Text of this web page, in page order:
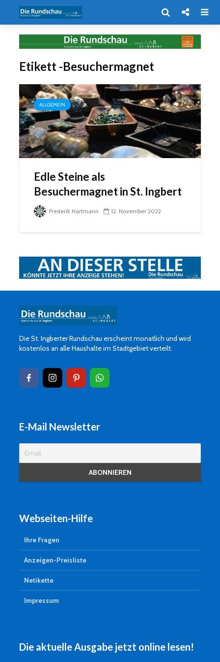
Etikett -Besuchermagnet
ALLGEMEIN
Edle Steine als
Besuchermagnet in St. Ingbert
Frederik Hartmann 12. November 2022
Die St. Ingberter Rundschau erscheint monatlich und wird
kostenlos an alle Haushalte im Stadtgebiet verteilt.
E-Mail Newsletter
Webseiten-Hilfe
Ihre Fragen
Anzeigen-Preisliste
Netikette
Impressum
Die aktuelle Ausgabe jetzt online lesen!